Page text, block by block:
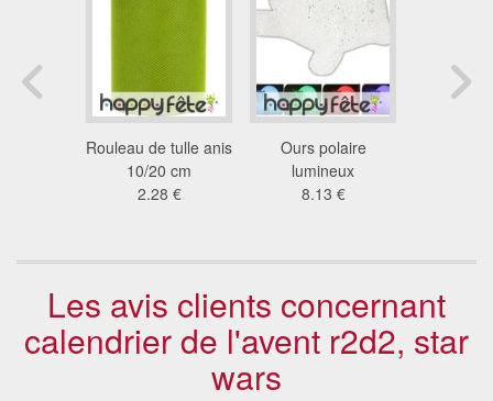
Rouleau de tulle anis
10/20 cm
2.28 €
Ours polaire
lumineux
8.13 €
Les avis clients concernant
calendrier de l'avent r2d2, star
wars